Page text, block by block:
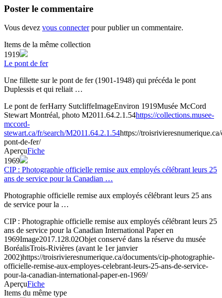
Poster le commentaire
Vous devez vous connecterpour publier un commentaire.
Items de la même collection
1919
Le pont de fer
Une fillette sur le pont de fer (1901-1948) qui précéda le pont
Duplessis et qui reliait …
Le pont de ferHarry SutcliffeImageEnviron 1919Musée McCord
Stewart Montréal, photo M2011.64.2.1.54https://collections.musee-
mccord-
stewart.ca/fr/search/M2011.64.2.1.54https://
pont-de-fer/
AperçuFiche
1969
CIP : Photographie officielle remise aux employés célébrant leurs 25
ans de service pour la Canadian …
Photographie officielle remise aux employés célébrant leurs 25 ans
de service pour la …
CIP : Photographie officielle remise aux employés célébrant leurs 25
ans de service pour la Canadian International Paper en
1969Image2017.128.02Objet conservé dans la réserve du musée
BoréalisTrois-Rivières (avant le 1er janvier
2002)https://troisrivieresnumerique.ca/documents/cip-photographie-
officielle-remise-aux-employes-celebrant-leurs-25-ans-de-service-
pour-la-canadian-international-paper-en-1969/
AperçuFiche
Items du même type